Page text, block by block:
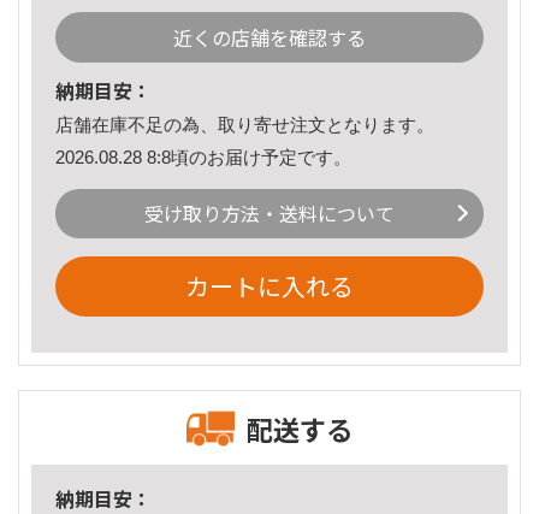
近くの店舗を確認する
納期目安：
店舗在庫不足の為、取り寄せ注文となります。
2026.08.28 8:8頃のお届け予定です。
受け取り方法・送料について
カートに入れる
配送する
納期目安：